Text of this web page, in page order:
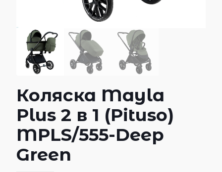
Коляска Mayla
Plus 2 в 1 (Pituso)
MPLS/555-Deep
Green